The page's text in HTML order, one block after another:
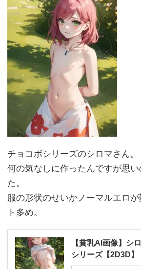
チョコボシリーズのシロマさん。
何の気なしに作ったんですが思
た。
服の形状のせいかノーマルエロ
ト多め。
【貧乳AI画像】シ
シリーズ【2D3D】